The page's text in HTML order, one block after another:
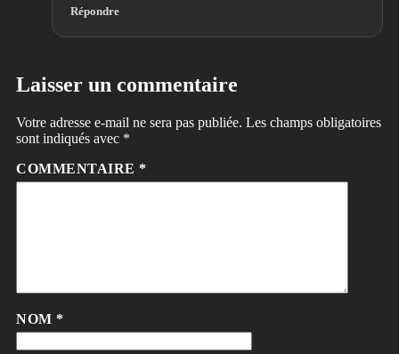
Répondre
Laisser un commentaire
Votre adresse e-mail ne sera pas publiée. Les champs obligatoires
sont indiqués avec *
COMMENTAIRE *
NOM *